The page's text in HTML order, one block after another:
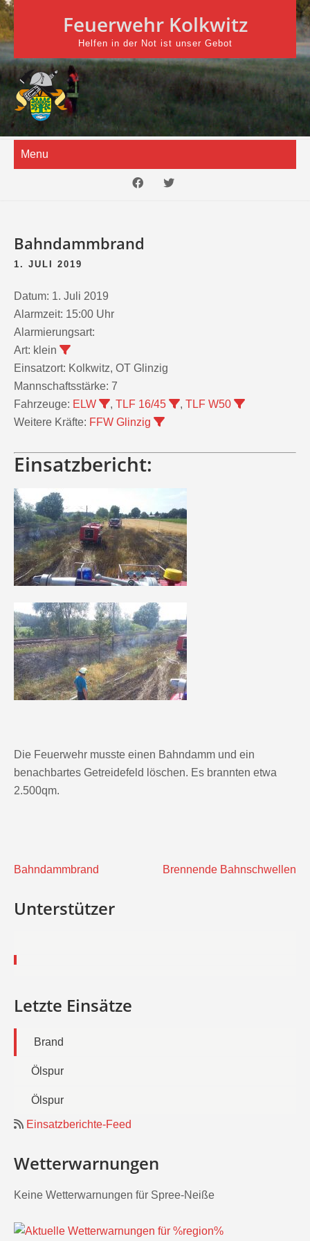
Skip
to
content
Feuerwehr Kolkwitz
Helfen in der Not ist unser Gebot
Menu
Bahndammbrand
1. JULI 2019
Datum: 1. Juli 2019
Alarmzeit: 15:00 Uhr
Alarmierungsart:
Art: klein
Einsatzort: Kolkwitz, OT Glinzig
Mannschaftsstärke: 7
Fahrzeuge: ELW , TLF 16/45 , TLF W50
Weitere Kräfte: FFW Glinzig
Einsatzbericht:
Die Feuerwehr musste einen Bahndamm und ein
benachbartes Getreidefeld löschen. Es brannten etwa
2.500qm.
Beitragsnavigation
Bahndammbrand Brennende Bahnschwellen
Unterstützer
Letzte Einsätze
Brand
Ölspur
Ölspur
Einsatzberichte-Feed
Wetterwarnungen
Keine Wetterwarnungen für Spree-Neiße